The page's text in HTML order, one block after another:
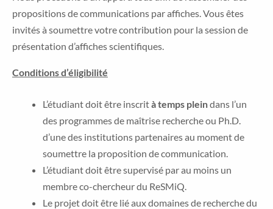
propositions de communications par affiches. Vous êtes
invités à soumettre votre contribution pour la session de
présentation d’affiches scientifiques.
Conditions d’éligibilité
L’étudiant doit être inscrità temps pleindans l’un
des programmes de maîtrise recherche ou Ph.D.
d’une des institutions partenaires au moment de
soumettre la proposition de communication.
L’étudiant doit être supervisé par au moins un
membre co-chercheur du ReSMiQ.
Le projet doit être lié aux domaines de recherche du